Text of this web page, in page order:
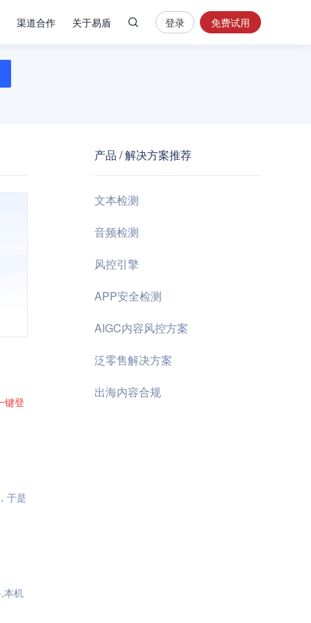
渠道合作 关于易盾
安
全
控
登录 免费试用
键登
于是
本机
产品 / 解决方案推荐
文本检测
音频检测
风控引擎
APP安全检测
AIGC内容风控方案
泛零售解决方案
出海内容合规